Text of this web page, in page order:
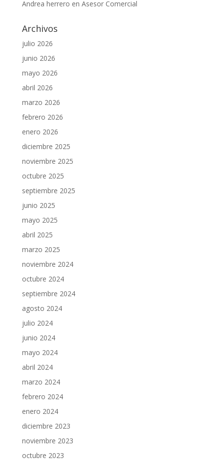
Andrea herrero en Asesor Comercial
Archivos
julio 2026
junio 2026
mayo 2026
abril 2026
marzo 2026
febrero 2026
enero 2026
diciembre 2025
noviembre 2025
octubre 2025
septiembre 2025
junio 2025
mayo 2025
abril 2025
marzo 2025
noviembre 2024
octubre 2024
septiembre 2024
agosto 2024
julio 2024
junio 2024
mayo 2024
abril 2024
marzo 2024
febrero 2024
enero 2024
diciembre 2023
noviembre 2023
octubre 2023